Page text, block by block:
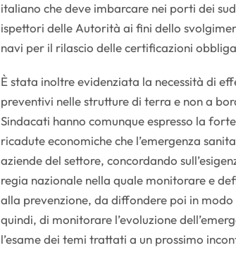
italiano che deve imbarcare nei porti dei
ispettori delle Autorità ai fini dello
navi per il rilascio delle certificazioni
È stata inoltre evidenziata la necessità di
preventivi nelle strutture di terra e non a
Sindacati hanno comunque espresso la
ricadute economiche che l’emergenza
aziende del settore, concordando
regia nazionale nella quale monitorare e
alla prevenzione, da diffondere poi in modo
quindi, di monitorare l’evoluzione
l’esame dei temi trattati a un prossimo